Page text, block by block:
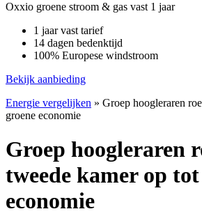
Oxxio groene stroom & gas vast 1 jaar
1 jaar vast tarief
14 dagen bedenktijd
100% Europese windstroom
Bekijk aanbieding
Energie vergelijken » Groep hoogleraren
groene economie
Groep hoogleraren
tweede kamer op
economie